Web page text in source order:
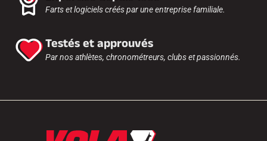
Farts et logiciels créés par une entreprise familiale.
Testés et approuvés
Par nos athlètes, chronométreurs, clubs et passionnés.